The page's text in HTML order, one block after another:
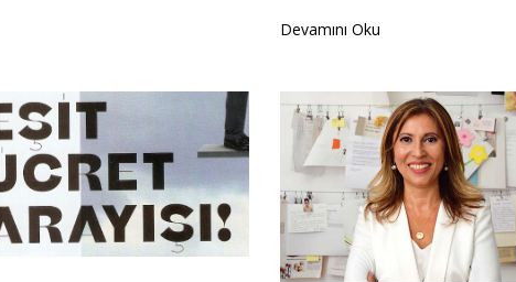
Devamını Oku